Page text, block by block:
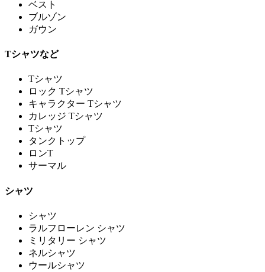
ベスト
ブルゾン
ガウン
Tシャツなど
Tシャツ
ロック Tシャツ
キャラクター Tシャツ
カレッジ Tシャツ
Tシャツ
タンクトップ
ロンT
サーマル
シャツ
シャツ
ラルフローレン シャツ
ミリタリー シャツ
ネルシャツ
ウールシャツ